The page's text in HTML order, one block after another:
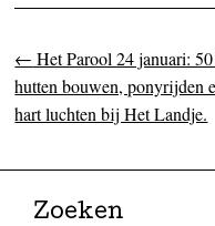
Post
← Het Parool 24 januari:
hutten bouwen, ponyrijden
hart luchten bij Het Landje.
Zoeken